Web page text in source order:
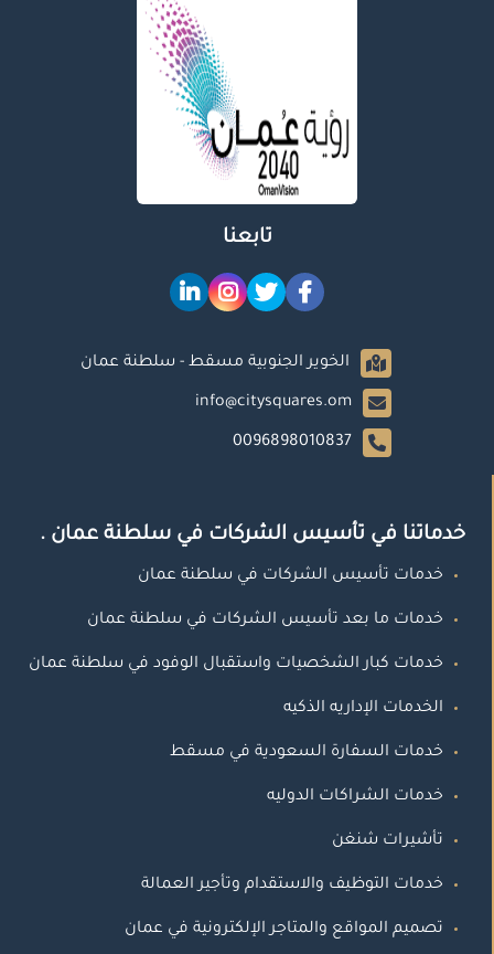
تابعنا
الخوير الجنوبية مسقط - سلطنة عمان
info@citysquares.om
0096898010837
خدماتنا في تأسيس الشركات في سلطنة عمان .
خدمات تأسيس الشركات في سلطنة عمان
خدمات ما بعد تأسيس الشركات في سلطنة عمان
خدمات كبار الشخصيات واستقبال الوفود في سلطنة عمان
الخدمات الإداريه الذكيه
خدمات السفارة السعودية في مسقط
خدمات الشراكات الدوليه
تأشيرات شنغن
خدمات التوظيف والاستقدام وتأجير العمالة
تصميم المواقع والمتاجر الإلكترونية في عمان